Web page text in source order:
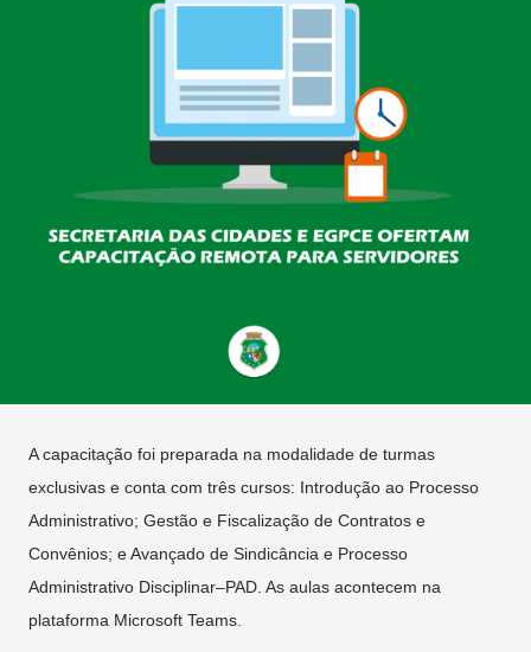
A capacitação foi preparada na modalidade de turmas
exclusivas e conta com três cursos: Introdução ao Processo
Administrativo; Gestão e Fiscalização de Contratos e
Convênios; e Avançado de Sindicância e Processo
Administrativo Disciplinar–PAD. As aulas acontecem na
plataforma Microsoft Teams.